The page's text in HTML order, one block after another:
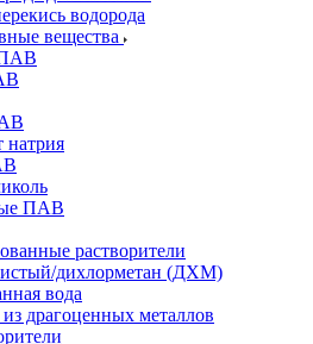
водорода
вещества
натрия
ПАВ
растворители
дихлорметан (ДХМ)
вода
драгоценных металлов